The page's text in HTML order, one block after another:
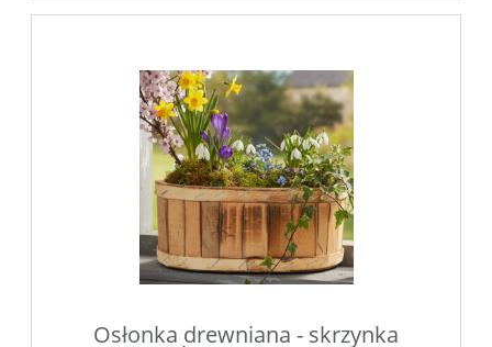
Osłonka drewniana - skrzynka